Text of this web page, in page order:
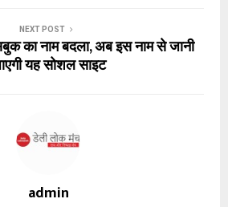
NEXT POST
का नाम बदला, अब इस नाम से जानी
यह सोशल साइट
admin